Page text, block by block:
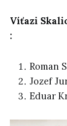
Víťazi
:
Roman
Jozef
Eduar